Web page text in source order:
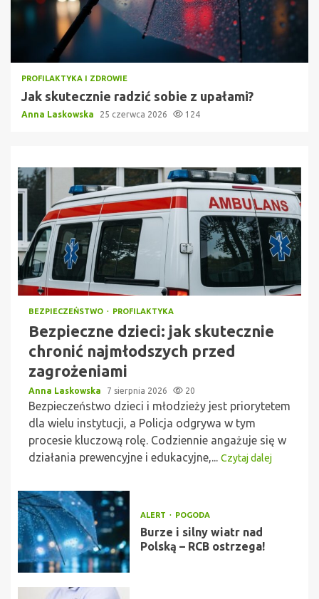
PROFILAKTYKA I ZDROWIE
Jak skutecznie radzić sobie z upałami?
Anna Laskowska 25 czerwca 2026 124
BEZPIECZEŃSTWO PROFILAKTYKA
Bezpieczne dzieci: jak skutecznie
chronić najmłodszych przed
zagrożeniami
Anna Laskowska 7 sierpnia 2026 20
Bezpieczeństwo dzieci i młodzieży jest priorytetem
dla wielu instytucji, a Policja odgrywa w tym
procesie kluczową rolę. Codziennie angażuje się w
działania prewencyjne i edukacyjne,... Czytaj dalej
ALERT POGODA
Burze i silny wiatr nad
Polską – RCB ostrzega!